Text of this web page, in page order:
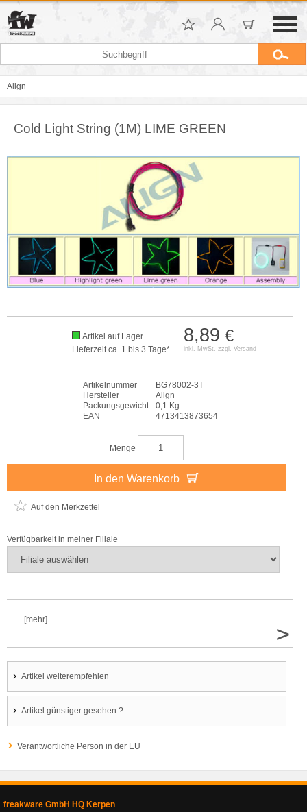
Align
Cold Light String (1M) LIME GREEN
8,89 €
inkl. MwSt. zzgl. Versand
Artikel auf Lager
Lieferzeit ca. 1 bis 3 Tage*
Artikelnummer
BG78002-3T
Hersteller
Align
Packungsgewicht
0,1 Kg
EAN
4713413873654
Menge
In den Warenkorb
Auf den Merkzettel
Verfügbarkeit in meiner Filiale
... [mehr]
>
Artikel weiterempfehlen
Artikel günstiger gesehen ?
Verantwortliche Person in der EU
freakware GmbH HQ Kerpen